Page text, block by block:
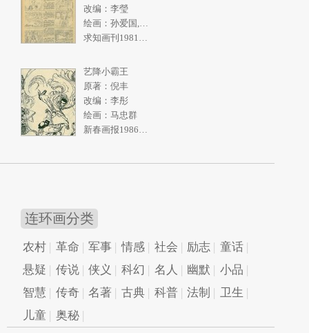
改编：李瑩
艺降小霸王
原著：倪丰
改编：李彤
绘画：马忠群
新春画报1986年10期
连环画分类
农村 革命 军事 情感 社会 励志
童话
悬疑
传说 侠义 科幻 名人 幽默
小品
智慧
传奇 名著 古典 科普 法制
卫生
儿童
奥秘